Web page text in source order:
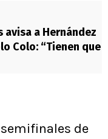
avisa a Hernández
Colo: “Tienen que
de